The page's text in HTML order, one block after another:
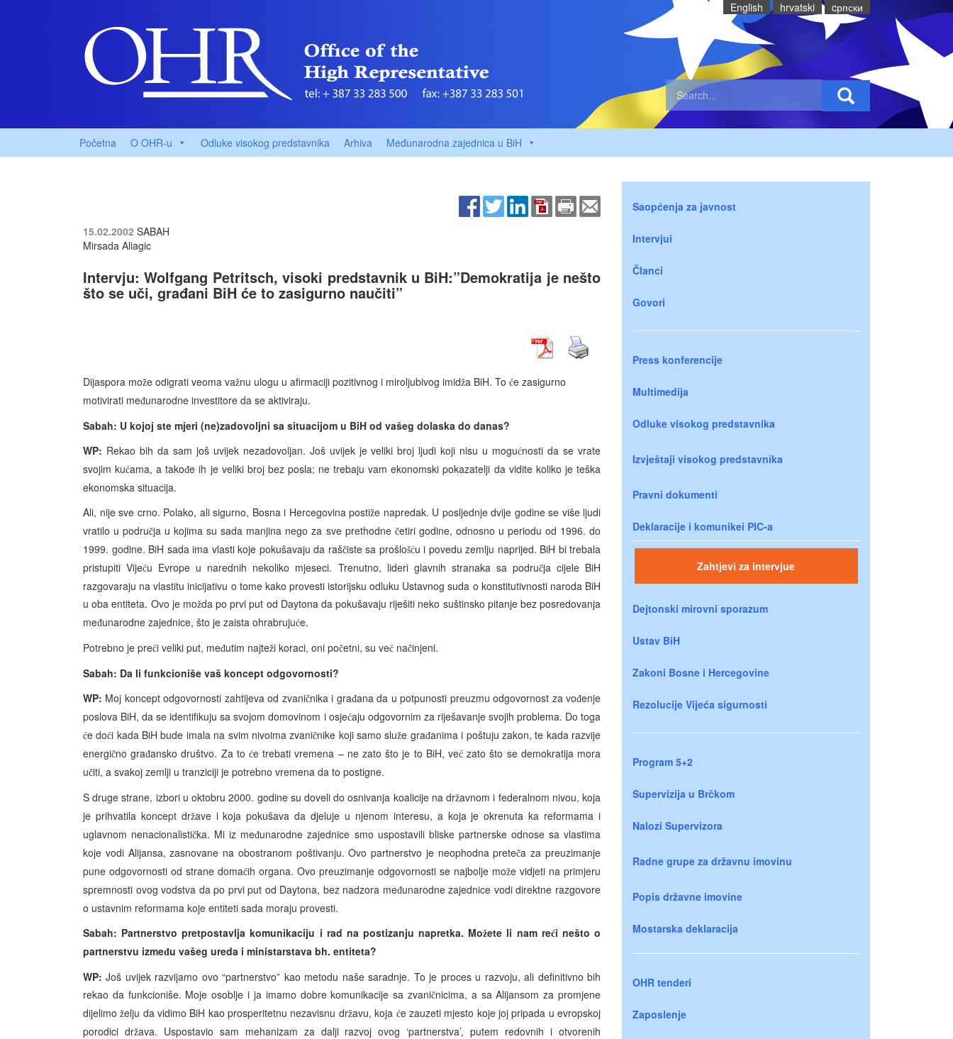
English hrvatski cрпски
Početna O OHR-u Odluke visokog predstavnika Arhiva Međunarodna zajednica u BiH
15.02.2002 SABAH
Mirsada Aliagic
Intervju: Wolfgang Petritsch, visoki predstavnik u BiH:”Demokratija je nešto
što se uči, građani BiH će to zasigurno naučiti”
Dijaspora može odigrati veoma važnu ulogu u afirmaciji pozitivnog i miroljubivog imidža BiH. To će zasigurno
motivirati međunarodne investitore da se aktiviraju.
Sabah: U kojoj ste mjeri (ne)zadovoljni sa situacijom u BiH od vašeg dolaska do danas?
WP: Rekao bih da sam još uvijek nezadovoljan. Još uvijek je veliki broj ljudi koji nisu u mogućnosti da se vrate
svojim kućama, a takođe ih je veliki broj bez posla; ne trebaju vam ekonomski pokazatelji da vidite koliko je teška
ekonomska situacija.
Ali, nije sve crno. Polako, ali sigurno, Bosna i Hercegovina postiže napredak. U posljednje dvije godine se više ljudi
vratilo u područja u kojima su sada manjina nego za sve prethodne četiri godine, odnosno u periodu od 1996. do
1999. godine. BiH sada ima vlasti koje pokušavaju da raščiste sa prošlošću i povedu zemlju naprijed. BiH bi trebala
pristupiti Vijeću Evrope u narednih nekoliko mjeseci. Trenutno, lideri glavnih stranaka sa područja cijele BiH
razgovaraju na vlastitu inicijativu o tome kako provesti istorijsku odluku Ustavnog suda o konstitutivnosti naroda BiH
u oba entiteta. Ovo je možda po prvi put od Daytona da pokušavaju riješiti neko suštinsko pitanje bez posredovanja
međunarodne zajednice, što je zaista ohrabrujuće.
Potrebno je preći veliki put, međutim najteži koraci, oni početni, su već načinjeni.
Sabah: Da li funkcioniše vaš koncept odgovornosti?
WP: Moj koncept odgovornosti zahtijeva od zvaničnika i građana da u potpunosti preuzmu odgovornost za vođenje
poslova BiH, da se identifikuju sa svojom domovinom i osjećaju odgovornim za riješavanje svojih problema. Do toga
će doći kada BiH bude imala na svim nivoima zvaničnike koji samo služe građanima i poštuju zakon, te kada razvije
energično građansko društvo. Za toće trebati vremena – ne zato što je to BiH, već zato što se demokratija mora
učiti, a svakoj zemlji u tranziciji je potrebno vremena da to postigne.
S druge strane, izbori u oktobru 2000. godine su doveli do osnivanja koalicije na državnom i federalnom nivou, koja
je prihvatila koncept države i koja pokušava da djeluje u njenom interesu, a koja je okrenuta ka reformama i
uglavnom nenacionalistička. Mi iz međunarodne zajednice smo uspostavili bliske partnerske odnose sa vlastima
koje vodi Alijansa, zasnovane na obostranom poštivanju. Ovo partnerstvo je neophodna preteča za preuzimanje
pune odgovornosti od strane domaćih organa. Ovo preuzimanje odgovornosti se najbolje može vidjeti na primjeru
spremnosti ovog vodstva da po prvi put od Daytona, bez nadzora međunarodne zajednice vodi direktne razgovore
o ustavnim reformama koje entiteti sada moraju provesti.
Sabah: Partnerstvo pretpostavlja komunikaciju i rad na postizanju napretka. Možete li nam reći nešto o
partnerstvu između vašeg ureda i ministarstava bh. entiteta?
WP: Još uvijek razvijamo ovo “partnerstvo” kao metodu naše saradnje. To je proces u razvoju, ali definitivno bih
rekao da funkcioniše. Moje osoblje i ja imamo dobre komunikacije sa zvaničnicima, a sa Alijansom za promjene
dijelimoželju da vidimo BiH kao prosperitetnu nezavisnu državu, koja će zauzeti mjesto koje joj pripada u evropskoj
porodici država. Uspostavio sam mehanizam za dalji razvoj ovog ‘partnerstva’, putem redovnih i otvorenih
Saopćenja za javnost
Intervjui
Članci
Govori
Press konferencije
Multimedija
Odluke visokog predstavnika
Izvještaji visokog predstavnika
Pravni dokumenti
Deklaracije i komunikei PIC-a
Zahtjevi za intervjue
Dejtonski mirovni sporazum
Ustav BiH
Zakoni Bosne i Hercegovine
Rezolucije Vijeća sigurnosti
Program 5+2
Supervizija u Brčkom
Nalozi Supervizora
Radne grupe za državnu imovinu
Popis državne imovine
Mostarska deklaracija
OHR tenderi
Zaposlenje